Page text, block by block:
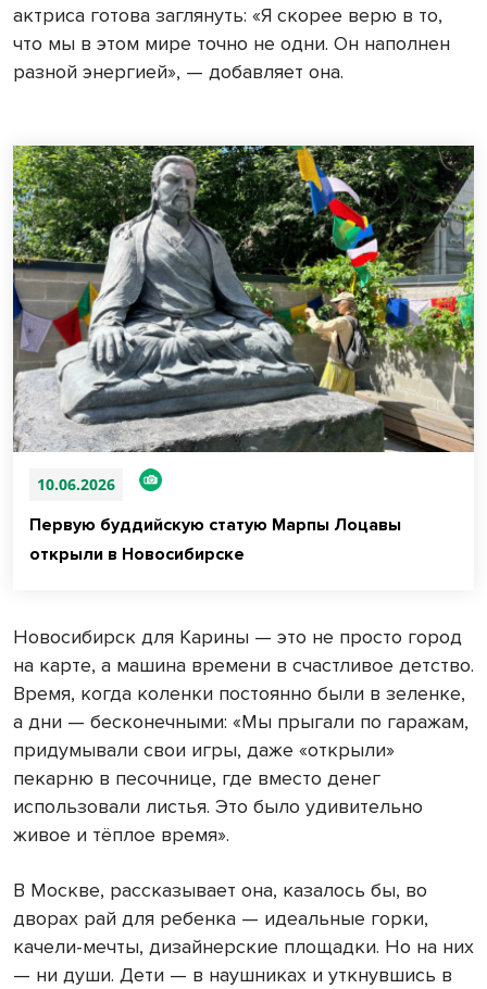
актриса готова заглянуть: «Я скорее верю в то,
что мы в этом мире точно не одни. Он наполнен
разной энергией», — добавляет она.
10.06.2026
Первую буддийскую статую Марпы Лоцавы
открыли в Новосибирске
Новосибирск для Карины — это не просто город
на карте, а машина времени в счастливое детство.
Время, когда коленки постоянно были в зеленке,
а дни — бесконечными: «Мы прыгали по гаражам,
придумывали свои игры, даже «открыли»
пекарню в песочнице, где вместо денег
использовали листья. Это было удивительно
живое и тёплое время».
В Москве, рассказывает она, казалось бы, во
дворах рай для ребенка — идеальные горки,
качели-мечты, дизайнерские площадки. Но на них
— ни души. Дети — в наушниках и уткнувшись в